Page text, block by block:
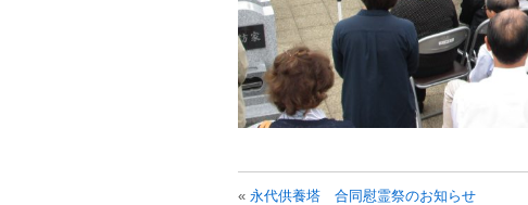
« 永代供養塔 合同慰霊祭のお知らせ